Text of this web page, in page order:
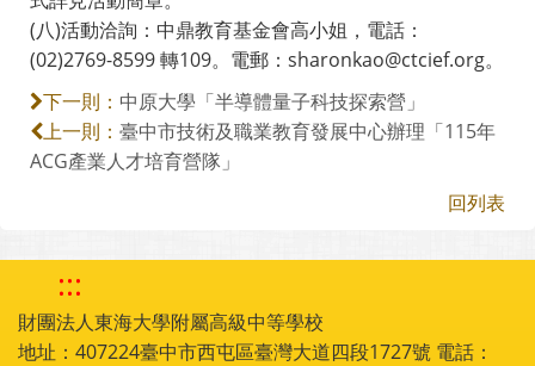
(八)活動洽詢：中鼎教育基金會高小姐，電話：
(02)2769-8599 轉109。電郵：sharonkao@ctcief.org。
下一則： 中原大學「半導體量子科技探索營」
上一則： 臺中市技術及職業教育發展中心辦理「115年
ACG產業人才培育營隊」
回列表
:::
財團法人東海大學附屬高級中等學校
地址：407224臺中市西屯區臺灣大道四段1727號 電話：